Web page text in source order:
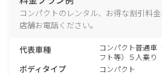
コンパクトのレンタル、お得な割引料
店舗お電話ください。
代表車種
コンパクト普通車
フト等）５人乗り
ボディタイプ コンパクト